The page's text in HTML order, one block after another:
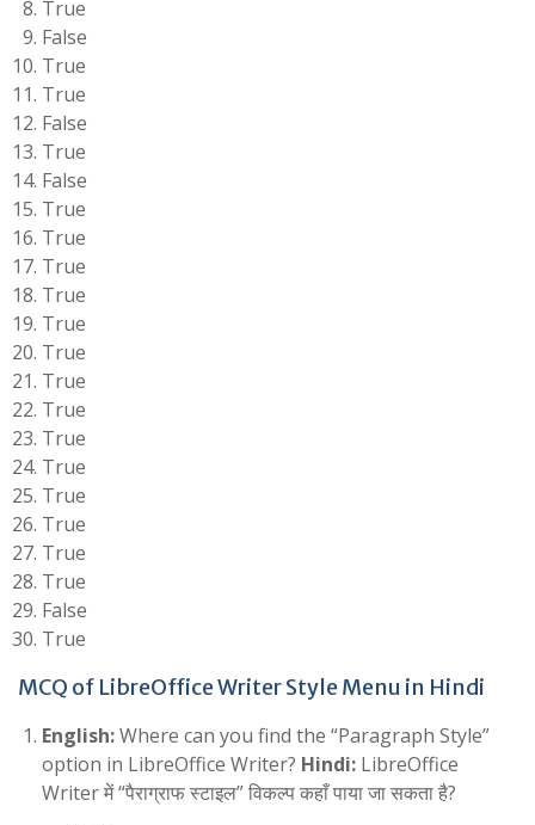
True
False
True
True
False
True
False
True
True
True
True
True
True
True
True
True
True
True
True
True
True
False
True
MCQ of LibreOffice Writer Style Menu in Hindi
English:Where can you find the “Paragraph Style”
option in LibreOffice Writer? Hindi: LibreOffice
Writer में “पैराग्राफ स्टाइल” विकल्प कहाँ पाया जा सकता है?